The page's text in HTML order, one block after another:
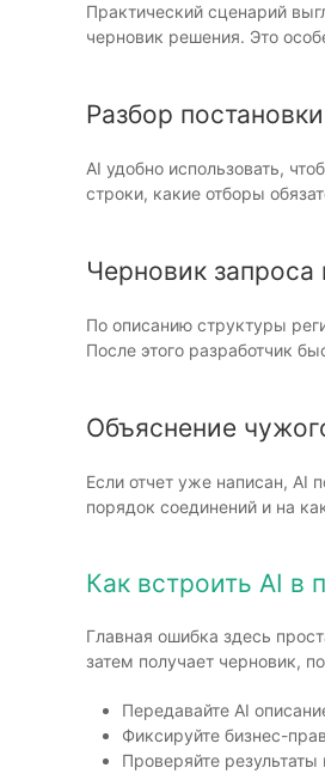
Практический сценарий
черновик решения. Это
Разбор
AI удобно использовать,
строки, какие отборы
Черновик запроса
По описанию структуры
После этого разработчик
Объяснение
Если отчет уже написан, AI
порядок соединений и на
Как встроить AI в
Главная ошибка здесь
затем получает черновик,
Передавайте AI
Фиксируйте бизнес-
Проверяйте